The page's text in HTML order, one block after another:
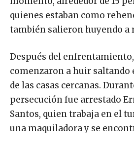
quienes estaban como
también salieron huyendo a
Después del
comenzaron a huir saltando
de las casas cercanas.
persecución fue arrestado
Santos, quien trabaja en el
una maquiladora y se